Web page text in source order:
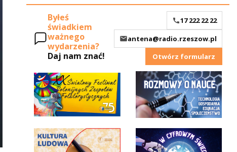
Byłeś
świadkiem
ważnego
wydarzenia?
Daj nam znać!
17 222 22 22
antena@radio.rzeszow.pl
Otwórz formularz